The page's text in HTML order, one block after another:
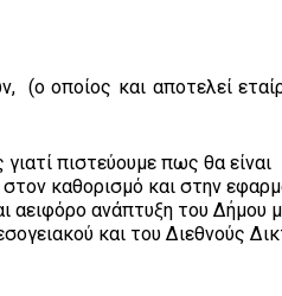
οποίος και αποτελεί
πιστεύουμε πως θα είναι
καθορισμό και στην
αειφόρο ανάπτυξη του Δήμου
και του Διεθνούς